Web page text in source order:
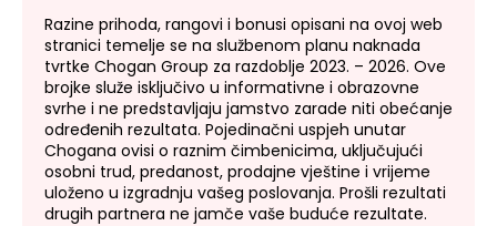
Razine prihoda, rangovi i bonusi opisani na ovoj web
stranici temelje se na službenom planu naknada
tvrtke Chogan Group za razdoblje 2023. – 2026. Ove
brojke služe isključivo u informativne i obrazovne
svrhe i ne predstavljaju jamstvo zarade niti obećanje
određenih rezultata. Pojedinačni uspjeh unutar
Chogana ovisi o raznim čimbenicima, uključujući
osobni trud, predanost, prodajne vještine i vrijeme
uloženo u izgradnju vašeg poslovanja. Prošli rezultati
drugih partnera ne jamče vaše buduće rezultate.